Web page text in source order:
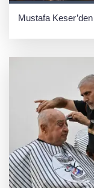
Mustafa